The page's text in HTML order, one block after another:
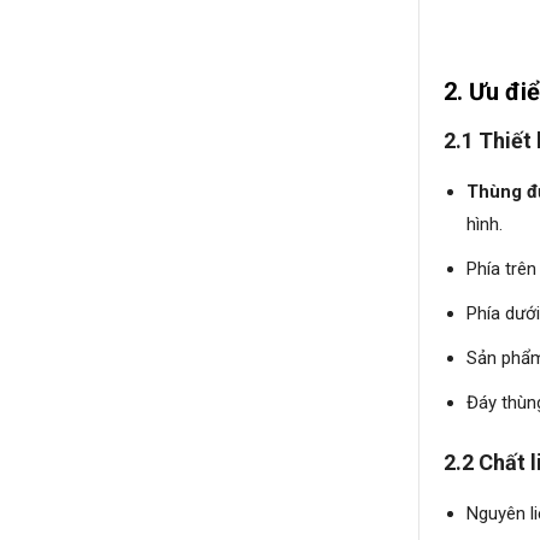
2. Ưu
2.1 Thiết
Thùng
hình.
Phía
Phía
Sản
Đáy
2.2 Chất
Nguyên